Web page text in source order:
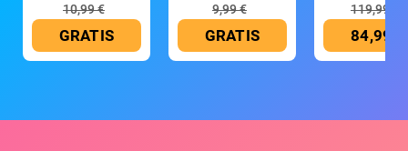
10,99 €
GRATIS
9,99 €
GRATIS
119,99 €
84,99 €